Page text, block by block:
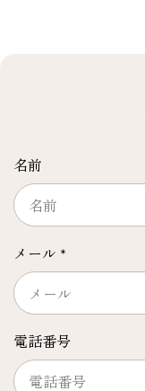
名前
メール *
電話番号